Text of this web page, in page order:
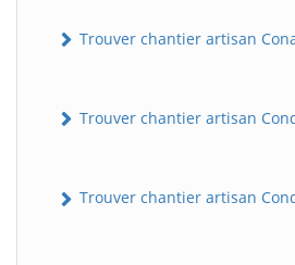
Trouver chantier artisan
Trouver chantier artisan
Trouver chantier artisan
B Assistant en ligne